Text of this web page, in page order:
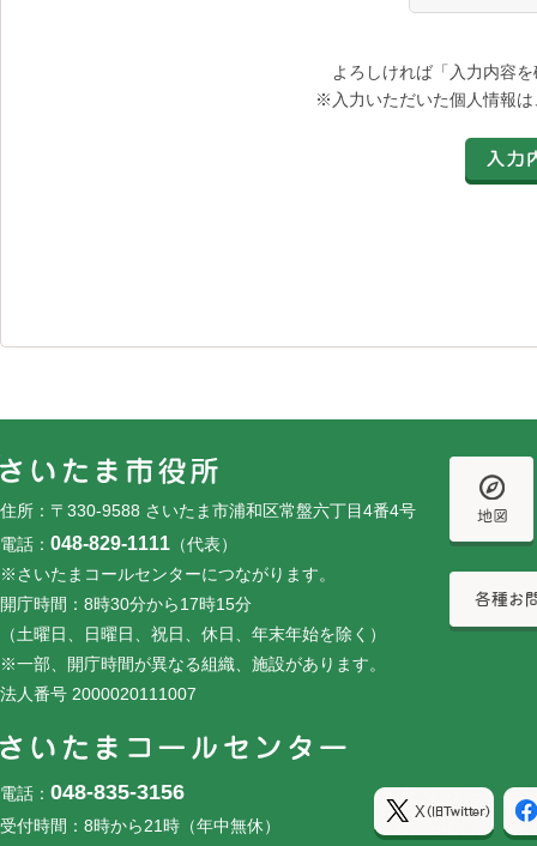
よろしければ「入力内容
※入力いただいた個人情報
住所：〒330-9588 さいたま市浦和区常盤六丁目4番4号
電話： 048-829-1111 （代表）
※さいたまコールセンターにつながります。
開庁時間：8時30分から17時15分
（土曜日、日曜日、祝日、休日、年末年始を除く）
※一部、開庁時間が異なる組織、施設があります。
法人番号 2000020111007
電話： 048-835-3156
受付時間：8時から21時（年中無休）